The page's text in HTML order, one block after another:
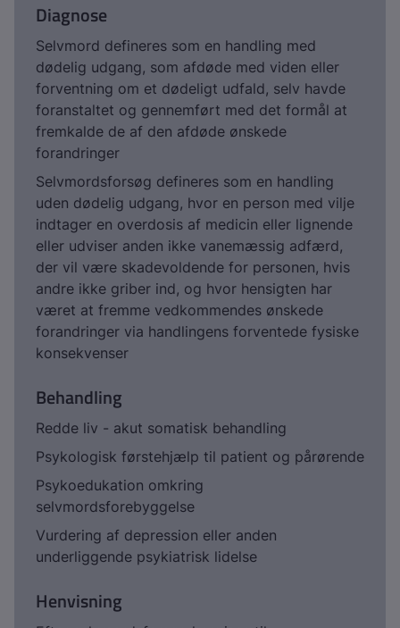
Diagnose
Selvmord defineres som en handling med
dødelig udgang, som afdøde med viden eller
forventning om et dødeligt udfald, selv havde
foranstaltet og gennemført med det formål at
fremkalde de af den afdøde ønskede
forandringer
Selvmordsforsøg defineres som en handling
uden dødelig udgang, hvor en person med vilje
indtager en overdosis af medicin eller lignende
eller udviser anden ikke vanemæssig adfærd,
der vil være skadevoldende for personen, hvis
andre ikke griber ind, og hvor hensigten har
været at fremme vedkommendes ønskede
forandringer via handlingens forventede fysiske
konsekvenser
Behandling
Redde liv - akut somatisk behandling
Psykologisk førstehjælp til patient og pårørende
Psykoedukation omkring
selvmordsforebyggelse
Vurdering af depression eller anden
underliggende psykiatrisk lidelse
Henvisning